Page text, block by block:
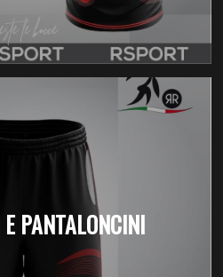
PANTALONCINI